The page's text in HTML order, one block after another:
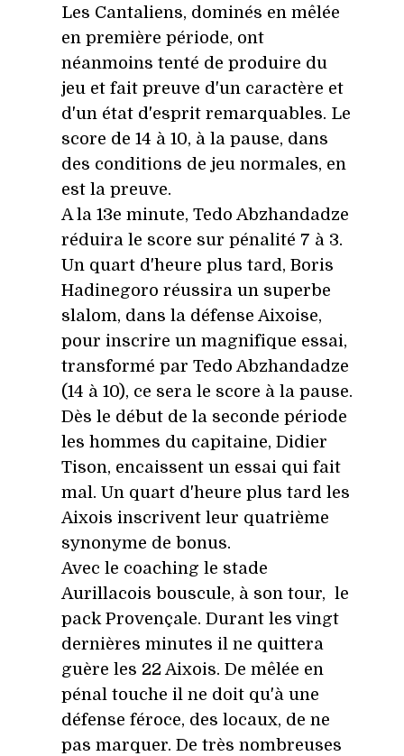
Les Cantaliens, dominés en mêlée
en première période, ont
néanmoins tenté de produire du
jeu et fait preuve d'un caractère et
d'un état d'esprit remarquables. Le
score de 14 à 10, à la pause, dans
des conditions de jeu normales, en
est la preuve.
A la 13e minute, Tedo Abzhandadze
réduira le score sur pénalité 7 à 3.
Un quart d'heure plus tard, Boris
Hadinegoro réussira un superbe
slalom, dans la défense Aixoise,
pour inscrire un magnifique essai,
transformé par Tedo Abzhandadze
(14 à 10), ce sera le score à la pause.
Dès le début de la seconde période
les hommes du capitaine, Didier
Tison, encaissent un essai qui fait
mal. Un quart d'heure plus tard les
Aixois inscrivent leur quatrième
synonyme de bonus.
Avec le coaching le stade
Aurillacois bouscule, à son tour, le
pack Provençale. Durant les vingt
dernières minutes il ne quittera
guère les 22 Aixois. De mêlée en
pénal touche il ne doit qu'à une
défense féroce, des locaux, de ne
pas marquer. De très nombreuses